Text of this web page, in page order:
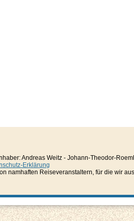
Andreas Weitz - Johann-Theodor-
Erklärung
namhaften Reiseveranstaltern, für die wir